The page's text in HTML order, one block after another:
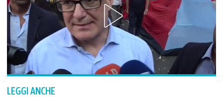
LEGGI ANCHE